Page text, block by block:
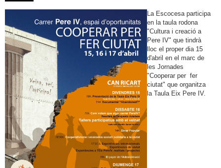
La Escocesa participa
en la taula rodona
"Cultura i creació a
Pere IV" que tindrà
lloc el proper dia 15
d'abril en el marc de
les Jornades
"Cooperar per fer
ciutat" que organitza
la Taula Eix Pere IV.